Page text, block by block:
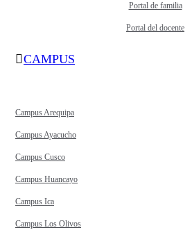
Portal de familia
Portal del docente
CAMPUS
Campus Arequipa
Campus Ayacucho
Campus Cusco
Campus Huancayo
Campus Ica
Campus Los Olivos